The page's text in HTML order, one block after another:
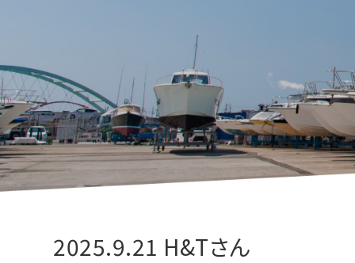
2025.9.21 H&Tさん